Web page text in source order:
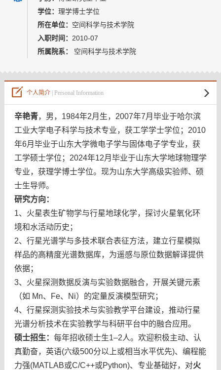
学位： 理学博士学位
所在单位： 空间科学与技术学院
入职时间： 2010-07
所属院系：
空间科学与技术学院
个人简介| Personal Information
辛艳青，男，1984年2月生，2007年7月毕业于哈尔滨
工业大学电子科学与技术专业，获工学学士学位；2010
年6月毕业于山东大学微电子学与固体电子学专业，获
工学硕士学位；2024年12月毕业于山东大学地球物理学
专业，获理学博士学位。现为山东大学高级实验师、硕
士生导师。
研究方向：
1、火星表生矿物学与行星地球化学，探讨火星氧化环
境和水活动历史；
2、行星光谱学与多技术联合表征方法，建立行星模拟
样品的高精度光谱数据库，为遥感与原位数据解译提供
依据；
3、火星探测数据反演与实验数据融合，开展关键元素
（如 Mn、Fe、Ni）的定量反演模型研究；
4、行星探测实验技术与实验教学平台建设，推动行星
光谱分析技术在实验教学与科研平台中的融合应用。
硕士招生： 每年招收硕士生1–2人。欢迎积极主动、认
真勤奋，英语(六级500分以上或相当水平优先)、编程能
力强(MATLAB或C/C++或Python)、专业基础好，对火